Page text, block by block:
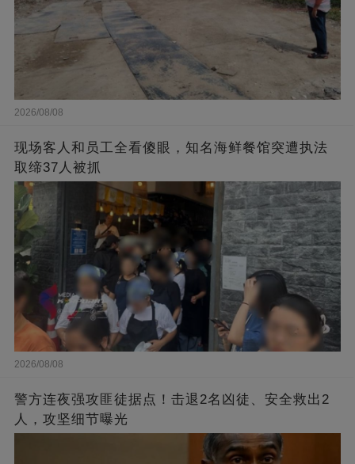
2026/08/08
现场客人和员工全看傻眼，知名海鲜餐馆突遭执法
取缔37人被抓
2026/08/08
警方连夜强攻匪徒据点！击退2名凶徒、安全救出2
人，攻坚细节曝光